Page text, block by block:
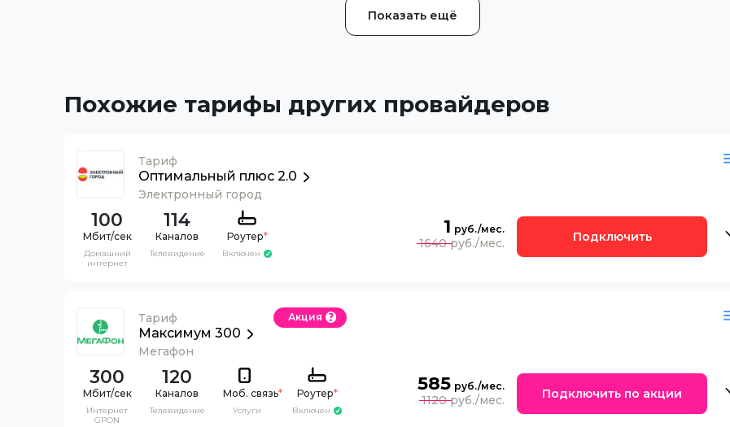
Показать ещё
Похожие тарифы других провайдеров
Тариф
Оптимальный плюс 2.0
Электронный город
100
Домашний
интернет
114
Каналов
Телевидение
Роутер*
Включен
1
1640 Подключить
Тариф
Максимум 300
Мегафон
Акция
300
Интернет
GPON
120
Каналов
Телевидение
Моб. связь*
Услуги
Роутер*
Включен
585
1120 Подключить по акции